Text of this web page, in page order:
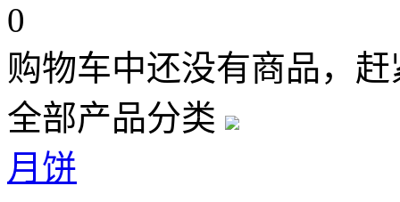
0
购物车中还没有商品，
全部产品分类
月饼